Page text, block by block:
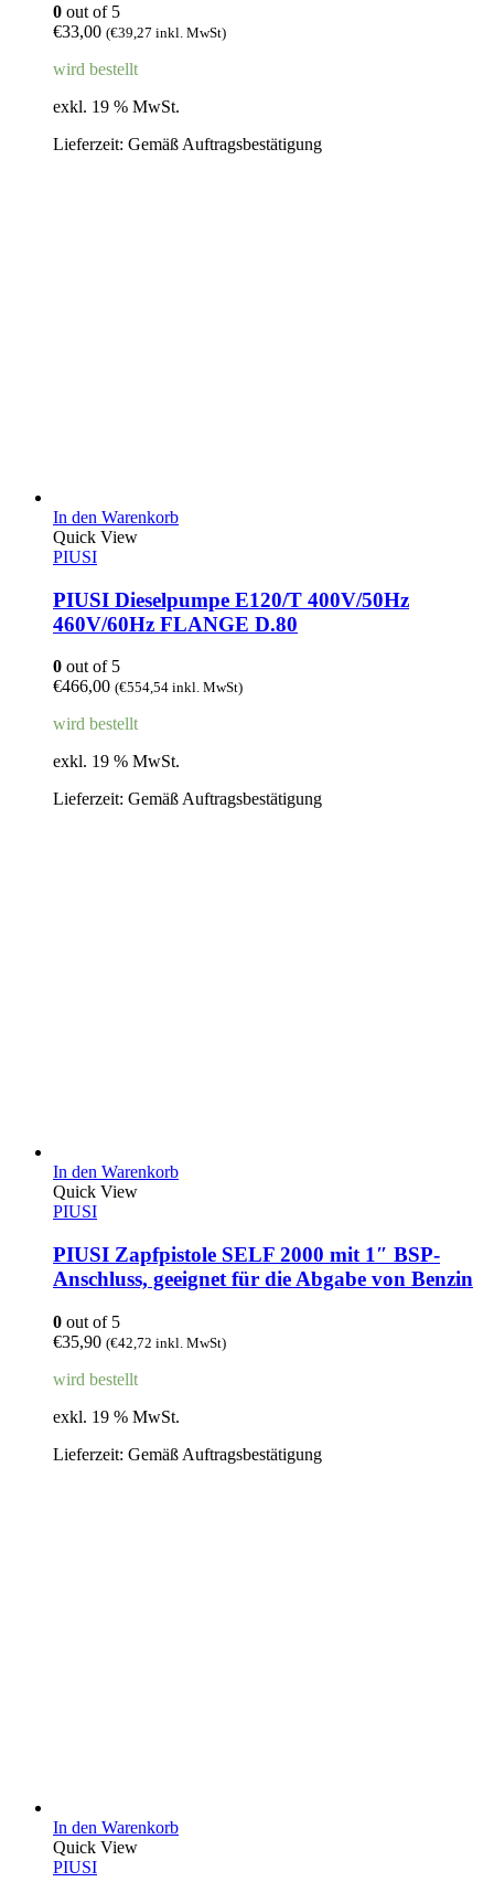
0 out of 5
€33,00 (€39,27 inkl. MwSt)
wird bestellt
exkl. 19 % MwSt.
Lieferzeit: Gemäß Auftragsbestätigung
In den Warenkorb
Quick View
PIUSI
PIUSI Dieselpumpe E120/T 400V/50Hz
460V/60Hz FLANGE D.80
0 out of 5
€466,00 (€554,54 inkl. MwSt)
wird bestellt
exkl. 19 % MwSt.
Lieferzeit: Gemäß Auftragsbestätigung
In den Warenkorb
Quick View
PIUSI
PIUSI Zapfpistole SELF 2000 mit 1″ BSP-
Anschluss, geeignet für die Abgabe von Benzin
0 out of 5
€35,90 (€42,72 inkl. MwSt)
wird bestellt
exkl. 19 % MwSt.
Lieferzeit: Gemäß Auftragsbestätigung
In den Warenkorb
Quick View
PIUSI